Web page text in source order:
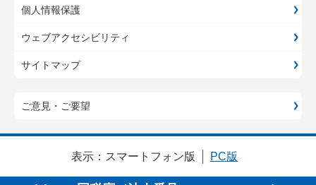
個人情報保護
ウェブアクセシビリティ
サイトマップ
ご意見・ご要望
表示： スマートフォン版 PC版